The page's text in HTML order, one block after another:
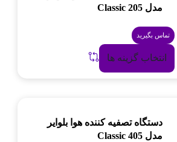
مدل Classic 205
تماس بگیرید
انتخاب گزینه ها
دستگاه تصفیه کننده هوا بلوایر
مدل Classic 405